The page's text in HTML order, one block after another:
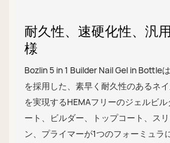
耐久性、速硬化性、汎
様
Bozlin 5 in 1 Builder Nail Gel in Bottle
を採用した、素早く耐久性のあるネ
を実現するHEMAフリーのジェルビ
ート、ビルダー、トップコート、ス
ン、プライマーが1つのフォーミュラ